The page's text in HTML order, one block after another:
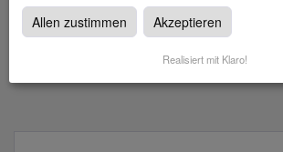
Leinwanddruck auf 4 cm Keilrahmen
Allen zustimmen Akzeptieren
Realisiert mit Klaro!